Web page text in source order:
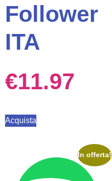
Follower
ITA
€11.97
Acquista
In offerta!